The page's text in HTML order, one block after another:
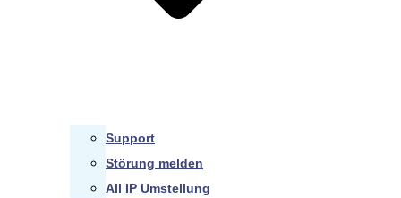
Support
Störung melden
All IP Umstellung